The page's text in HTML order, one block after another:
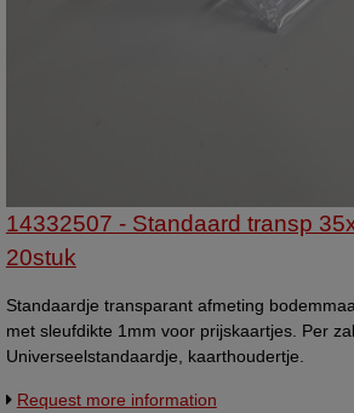
14332507 - Standaard transp
20stuk
Standaardje transparant afmeting
met sleufdikte 1mm voor prijskaartjes. Per
Universeelstandaardje, kaarthoudertje.
Request more information